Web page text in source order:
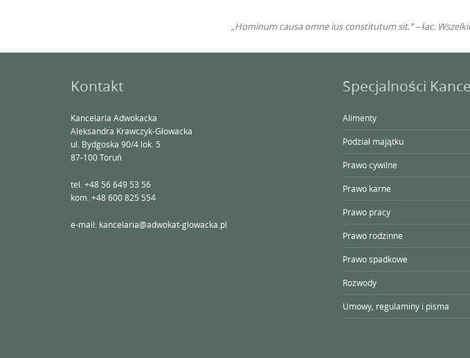
„Hominum causa omne ius constitutum sit.” – łac.
Kontakt
Kancelaria Adwokacka
Aleksandra Krawczyk-Głowacka
ul. Bydgoska 90/4 lok. 5
87-100 Toruń
tel. +48 56 649 53 56
kom. +48 600 825 554
e-mail: kancelaria@adwokat-glowacka.pl
Specjalności
Alimenty
Podział majątku
Prawo cywilne
Prawo karne
Prawo pracy
Prawo rodzinne
Prawo spadkowe
Rozwody
Umowy, regulaminy i pisma